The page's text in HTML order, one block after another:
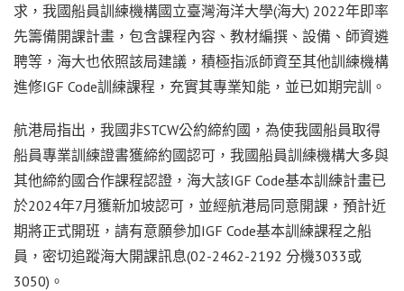
求，我國船員訓練機構國立臺灣海洋大學(海大) 2022年即率
先籌備開課計畫，包含課程內容、教材編撰、設備、師資遴
聘等，海大也依照該局建議，積極指派師資至其他訓練機構
進修IGF Code訓練課程，充實其專業知能，並已如期完訓。
航港局指出，我國非STCW公約締約國，為使我國船員取得
船員專業訓練證書獲締約國認可，我國船員訓練機構大多與
其他締約國合作課程認證，海大該IGF Code基本訓練計畫已
於2024年7月獲新加坡認可，並經航港局同意開課，預計近
期將正式開班，請有意願參加IGF Code基本訓練課程之船
員，密切追蹤海大開課訊息(02-2462-2192 分機3033或
3050)。